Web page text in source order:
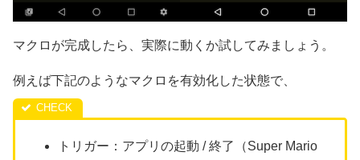
マクロが完成したら、実際に動くか試してみましょう。
例えば下記のようなマクロを有効化した状態で、
トリガー：アプリの起動 / 終了（Super Mario